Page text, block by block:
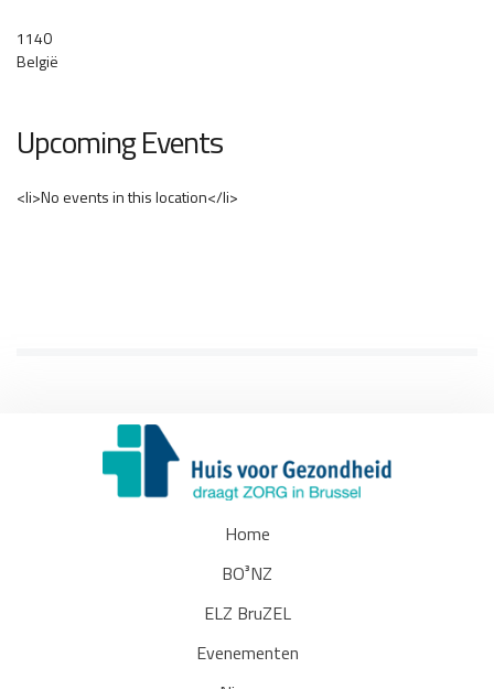
1140
België
Upcoming Events
<li>No events in this location</li>
Home
BO³NZ
ELZ BruZEL
Evenementen